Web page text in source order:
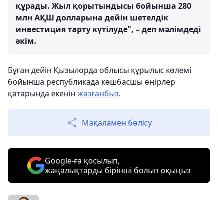
құрады. Жыл қорытындысы бойынша 280
млн АҚШ долларына дейін шетелдік
инвестиция тарту күтілуде", – деп мәлімдеді
әкім.
Бұған дейін Қызылорда облысы құрылыс көлемі
бойынша республикада көшбасшы өңірлер
қатарында екенін жазғанбыз.
Мақаламен бөлісу
Google-ға қосылып,
жаңалықтарды бірінші болып оқыңыз